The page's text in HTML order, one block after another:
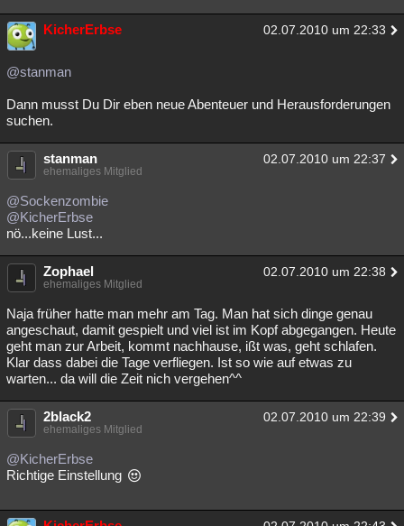
KicherErbse 02.07.2010 um 22:33
@stanman
Dann musst Du Dir eben neue Abenteuer und Herausforderungen
suchen.
stanman 02.07.2010 um 22:37
ehemaliges Mitglied
@Sockenzombie
@KicherErbse
nö...keine Lust...
Zophael 02.07.2010 um 22:38
ehemaliges Mitglied
Naja früher hatte man mehr am Tag. Man hat sich dinge genau
angeschaut, damit gespielt und viel ist im Kopf abgegangen. Heute
geht man zur Arbeit, kommt nachhause, ißt was, geht schlafen.
Klar dass dabei die Tage verfliegen. Ist so wie auf etwas zu
warten... da will die Zeit nich vergehen^^
2black2 02.07.2010 um 22:39
ehemaliges Mitglied
@KicherErbse
Richtige Einstellung